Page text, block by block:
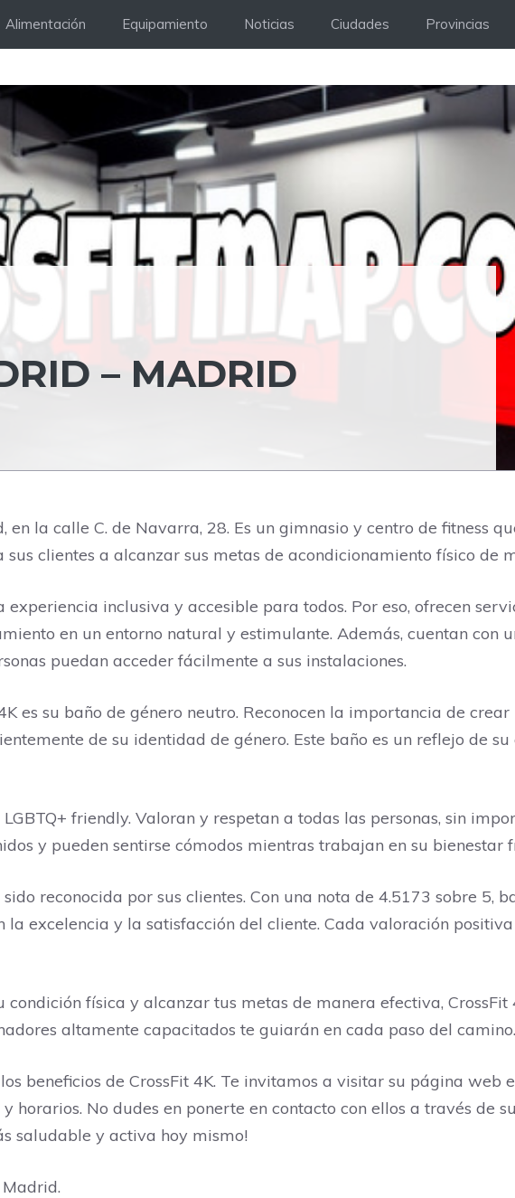
Alimentación Equipamiento Noticias Ciudades Provincias
– MADRID
en la calle C. de Navarra, 28. Es un gimnasio y centro de fitness
clientes a alcanzar sus metas de acondicionamiento físico de
experiencia inclusiva y accesible para todos. Por eso, ofrecen
en un entorno natural y estimulante. Además, cuentan con
puedan acceder fácilmente a sus instalaciones.
es su baño de género neutro. Reconocen la importancia de
de su identidad de género. Este baño es un reflejo de
friendly. Valoran y respetan a todas las personas, sin
y pueden sentirse cómodos mientras trabajan en su bienestar
reconocida por sus clientes. Con una nota de 4.5173 sobre 5,
excelencia y la satisfacción del cliente. Cada valoración
física y alcanzar tus metas de manera efectiva, CrossFit
altamente capacitados te guiarán en cada paso del camino.
beneficios de CrossFit 4K. Te invitamos a visitar su página web
horarios. No dudes en ponerte en contacto con ellos a través de
saludable y activa hoy mismo!